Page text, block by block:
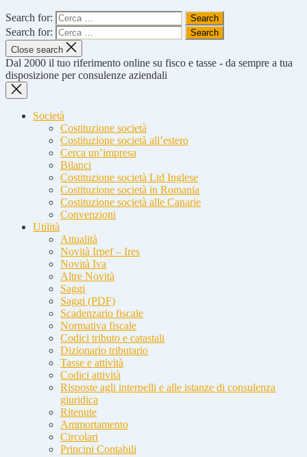
Search for:
Search for:
Close search
Dal 2000 il tuo riferimento online su fisco e tasse - da sempre a tua
disposizione per consulenze aziendali
Società
Costituzione società
Costituzione società all’estero
Cerca un’impresa
Bilanci
Costituzione società Ltd Inglese
Costituzione società in Romania
Costituzione società alle Canarie
Convenzioni
Utilità
Attualità
Novità Irpef – Ires
Novità Iva
Altre Novità
Saggi
Saggi (PDF)
Scadenzario fiscale
Normativa fiscale
Codici tributo e catastali
Dizionario tributario
Tasse e attività
Codici attività
Risposte agli interpelli e alle istanze di consulenza
giuridica
Ritenute
Ammortamento
Circolari
Principi Contabili